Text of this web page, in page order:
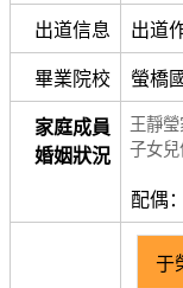
出道信息 出道
畢業院校 螢橋
家庭成員
婚姻狀況
王靜
子女兒
配偶
于